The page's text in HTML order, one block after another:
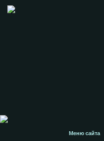
Меню сайта